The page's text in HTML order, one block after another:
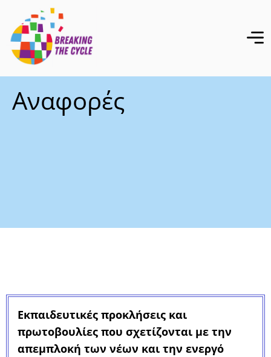
Αναφορές
Εκπαιδευτικές προκλήσεις και
πρωτοβουλίες που σχετίζονται με την
απεμπλοκή των νέων και την ενεργό